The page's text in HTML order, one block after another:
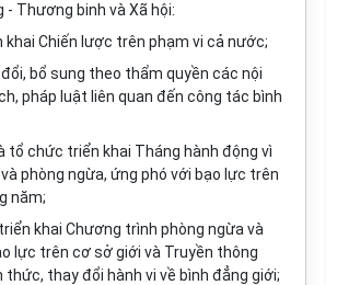
- Thương binh và Xã hội:
khai Chiến lược trên phạm vi cả nước;
bổ sung theo thẩm quyền các nội
pháp luật liên quan đến công tác bình
tổ chức triển khai Tháng hành động vì
phòng ngừa, ứng phó với bạo lực trên
năm;
khai Chương trình phòng ngừa và
lực trên cơ sở giới và Truyền thông
thức, thay đổi hành vi về bình đẳng giới;